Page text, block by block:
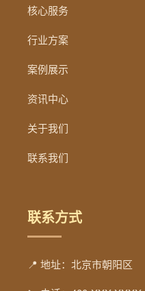
核心服务
行业方案
案例展示
资讯中心
关于我们
联系我们
联系方式
📍 地址：北京市朝阳区